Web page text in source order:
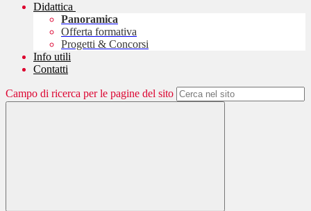
Didattica
Panoramica
Offerta formativa
Progetti & Concorsi
Info utili
Contatti
Campo di ricerca per le pagine del sito